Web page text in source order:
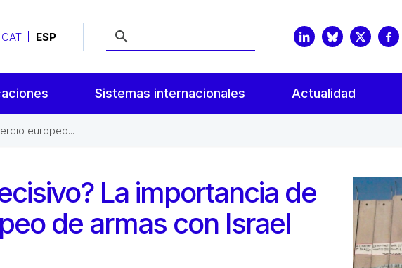
CAT ESP
Sistemas internacionales Actualidad
europeo...
La importancia de
de armas con Israel